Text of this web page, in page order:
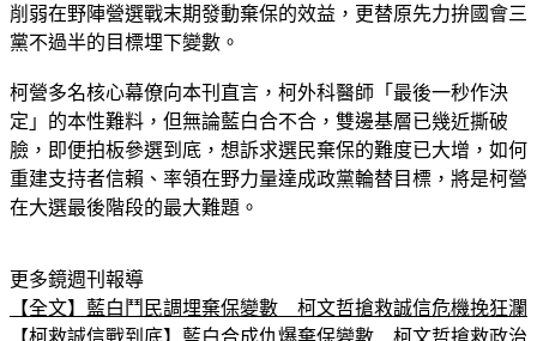
削弱在野陣營選戰末期發動棄保的效益，更替原先力拚國會三
黨不過半的目標埋下變數。
柯營多名核心幕僚向本刊直言，柯外科醫師「最後一秒作決
定」的本性難料，但無論藍白合不合，雙邊基層已幾近撕破
臉，即便拍板參選到底，想訴求選民棄保的難度已大增，如何
重建支持者信賴、率領在野力量達成政黨輪替目標，將是柯營
在大選最後階段的最大難題。
更多鏡週刊報導
【全文】藍白鬥民調埋棄保變數　柯文哲搶救誠信危機挽狂瀾